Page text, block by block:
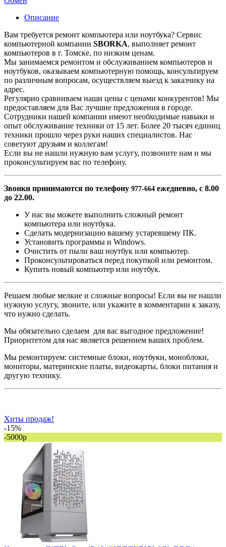
Описание
Вам требуется ремонт компьютера или ноутбука? Сервис
компьютерной компании SBORKA, выполняет ремонт
компьютеров в г. Томске, по низким ценам.
Мы занимаемся ремонтом и обслуживанием компьютеров и
ноутбуков, оказываем компьютерную помощь, консультируем
по различным вопросам, осуществляем выезд к заказчику на
адрес.
Регулярно сравниваем наши цены с ценами конкурентов! Мы
предоставляем для Вас лучшие предложения в городе.
Сотрудники нашей компании имеют необходимые навыки и
опыт обслуживание техники от 15 лет. Более 20 тысяч единиц
техники прошло через руки наших специалистов. Нас
советуют друзьям и коллегам!
Если вы не нашли нужную вам услугу, позвоните нам и мы
проконсультируем вас по телефону.
Звонки принимаются по телефону 977-664 ежедневно, с 8.00
до 22.00.
У нас вы можете выполнить сложный ремонт
компьютера или ноутбука.
Сделать модернизацию вашему устаревшему ПК.
Установить программы и Windows.
Очистить от пыли ваш ноутбук или компьютер.
Проконсультироваться перед покупкой или ремонтом.
Купить новый компьютер или ноутбук.
Решаем любые мелкие и сложные вопросы! Если вы не нашли
нужную услугу, звоните, или укажите в комментарии к заказу,
что нужно сделать.
Мы обязательно сделаем для вас выгодное предложение!
Приоритетом для нас является решением ваших проблем.
Мы ремонтируем: системные блоки, ноутбуки, моноблоки,
мониторы, материнские платы, видеокарты, блоки питания и
другую технику.
Хиты продаж!
-15%
-5000р